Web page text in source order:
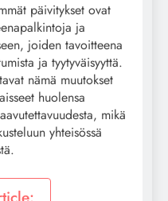
päivitykset ovat
ja
joiden tavoitteena
ja tyytyväisyyttä.
nämä muutokset
huolensa
mikä
yhteisössä